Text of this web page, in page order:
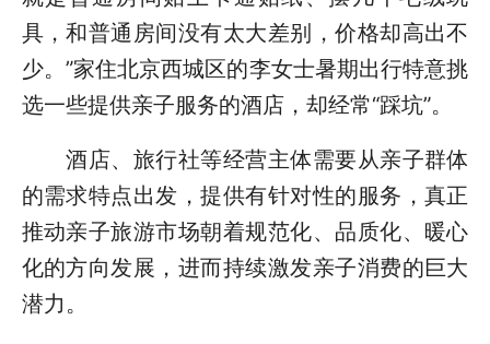
具，和普通房间没有太大差别，价格却高出不
少。”家住北京西城区的李女士暑期出行特意挑
选一些提供亲子服务的酒店，却经常“踩坑”。
酒店、旅行社等经营主体需要从亲子群体
的需求特点出发，提供有针对性的服务，真正
推动亲子旅游市场朝着规范化、品质化、暖心
化的方向发展，进而持续激发亲子消费的巨大
潜力。